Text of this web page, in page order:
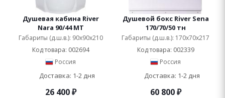
Душевая кабина River
Nara 90/44 МТ
Габариты (д.ш.в.): 90x90x210
Код товара: 002694
Россия
Доставка: 1-2 дня
26 400₽
Душевой бокс River Sena
170/70/50 тн
Габариты (д.ш.в.): 170x70x217
Код товара: 002339
Россия
Доставка: 1-2 дня
60 800₽